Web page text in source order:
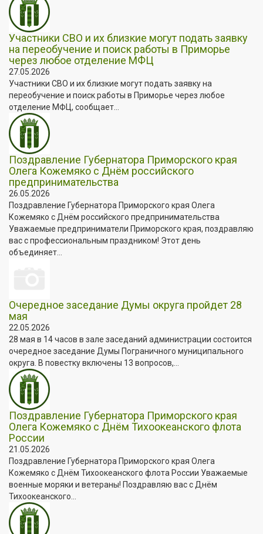
Участники СВО и их близкие могут подать заявку
на переобучение и поиск работы в Приморье
через любое отделение МФЦ
27.05.2026
Участники СВО и их близкие могут подать заявку на
переобучение и поиск работы в Приморье через любое
отделение МФЦ, сообщает...
Поздравление Губернатора Приморского края
Олега Кожемяко с Днём российского
предпринимательства
26.05.2026
Поздравление Губернатора Приморского края Олега
Кожемяко с Днём российского предпринимательства
Уважаемые предприниматели Приморского края, поздравляю
вас с профессиональным праздником! Этот день
объединяет...
Очередное заседание Думы округа пройдет 28
мая
22.05.2026
28 мая в 14 часов в зале заседаний администрации состоится
очередное заседание Думы Пограничного муниципального
округа. В повестку включены 13 вопросов,...
Поздравление Губернатора Приморского края
Олега Кожемяко с Днём Тихоокеанского флота
России
21.05.2026
Поздравление Губернатора Приморского края Олега
Кожемяко с Днём Тихоокеанского флота России Уважаемые
военные моряки и ветераны! Поздравляю вас с Днём
Тихоокеанского...